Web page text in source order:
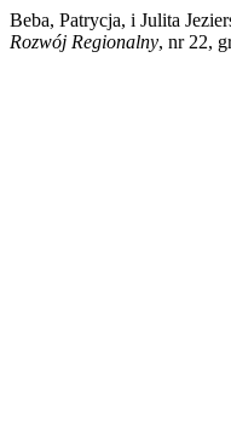
Beba, Patrycja, i Julita
Rozwój Regionalny, nr 22,